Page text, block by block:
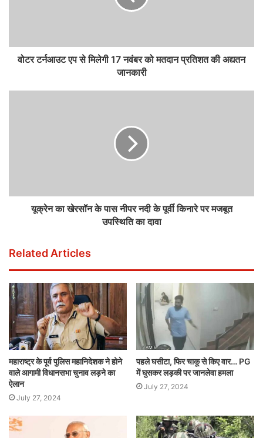
वोटर टर्नआउट एप से मिलेगी 17 नवंबर को मतदान प्रतिशत की अद्यतन
जानकारी
यूक्रेन का खेरसॉन के पास नीपर नदी के पूर्वी किनारे पर मजबूत
उपस्थिति का दावा
Related Articles
महाराष्ट्र के पूर्व पुलिस महानिदेशक ने होने
वाले आगामी विधानसभा चुनाव लड़ने का
ऐलान
July 27, 2024
पहले घसीटा, फिर चाकू से किए वार… PG
में घुसकर लड़की पर जानलेवा हमला
July 27, 2024